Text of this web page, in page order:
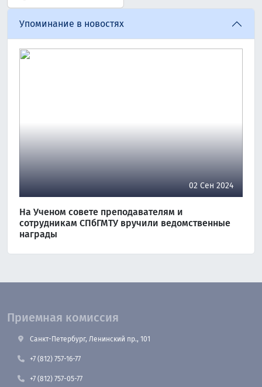
Упоминание в новостях
02 Сен 2024
На Ученом совете преподавателям и
сотрудникам СПбГМТУ вручили ведомственные
награды
Приемная комиссия
Санкт-Петербург, Ленинский пр., 101
+7 (812) 757-16-77
+7 (812) 757-05-77